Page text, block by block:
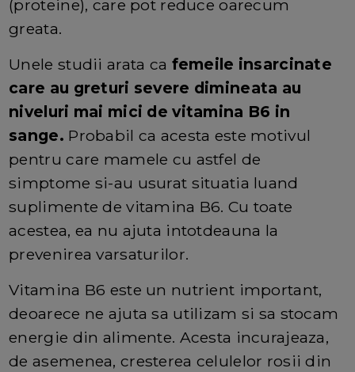
(proteine), care pot reduce oarecum
greata.
Unele studii arata ca femeile insarcinate
care au greturi severe dimineata au
niveluri mai mici de vitamina B6 in
sange. Probabil ca acesta este motivul
pentru care mamele cu astfel de
simptome si-au usurat situatia luand
suplimente de vitamina B6. Cu toate
acestea, ea nu ajuta intotdeauna la
prevenirea varsaturilor.
Vitamina B6 este un nutrient important,
deoarece ne ajuta sa utilizam si sa stocam
energie din alimente. Acesta incurajeaza,
de asemenea, cresterea celulelor rosii din